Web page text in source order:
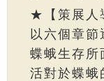
★【策展人
以六個章節
蝶蛾生存所
活對於蝶蛾